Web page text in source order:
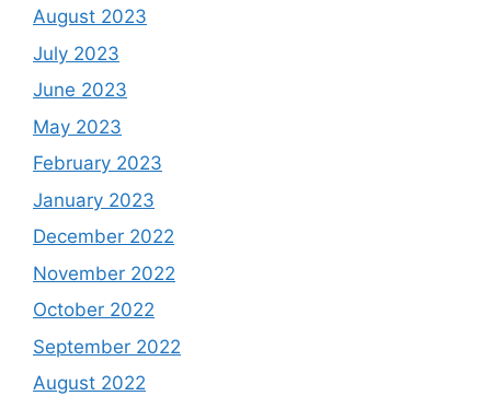
August 2023
July 2023
June 2023
May 2023
February 2023
January 2023
December 2022
November 2022
October 2022
September 2022
August 2022